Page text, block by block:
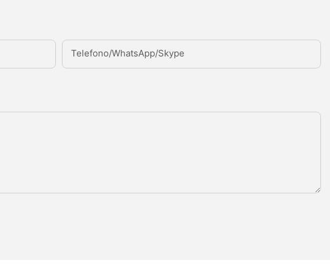
Telefono/WhatsApp/Skype